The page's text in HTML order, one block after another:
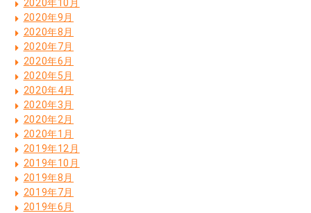
2020年10月
2020年9月
2020年8月
2020年7月
2020年6月
2020年5月
2020年4月
2020年3月
2020年2月
2020年1月
2019年12月
2019年10月
2019年8月
2019年7月
2019年6月